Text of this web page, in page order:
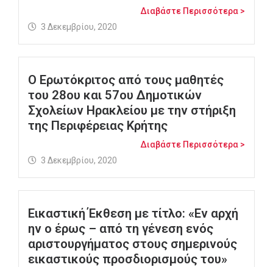
Διαβάστε Περισσότερα >
3 Δεκεμβρίου, 2020
Ο Ερωτόκριτος από τους μαθητές
του 28ου και 57ου Δημοτικών
Σχολείων Ηρακλείου με την στήριξη
της Περιφέρειας Κρήτης
Διαβάστε Περισσότερα >
3 Δεκεμβρίου, 2020
Εικαστική Έκθεση με τίτλο: «Εν αρχή
ην ο έρως – από τη γένεση ενός
αριστουργήματος στους σημερινούς
εικαστικούς προσδιορισμούς του»